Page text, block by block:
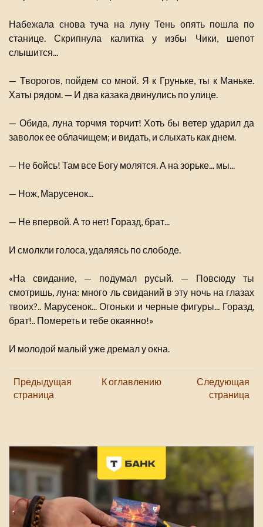
Набежала снова туча на луну Тень опять пошла по
станице. Скрипнула калитка у избы Чики, шепот
слышится...
— Творогов, пойдем со мной. Я к Груньке, ты к Маньке.
Хаты рядом. — И два казака двинулись по улице.
— Обида, луна торчмя торчит! Хоть бы ветер ударил да
заволок ее облачищем; и видать, и слыхать как днем.
— Не бойсь! Там все Богу молятся. А на зорьке... мы...
— Нож, Марусенок...
— Не впервой. А то нет! Горазд, брат...
И смолкли голоса, удаляясь по слободе.
«На свидание, — подумал русый. — Повсюду ты
смотришь, луна: много ль свиданий в эту ночь на глазах
твоих?.. Марусенок... Огоньки и черные фигуры... Горазд,
брат!.. Помереть и тебе окаянно!»
И молодой малый уже дремал у окна.
Предыдущая
страница
К оглавлению
Следующая
страница